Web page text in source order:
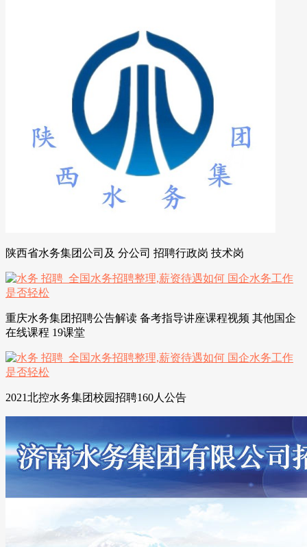
陕西省水务集团公司及 分公司 招聘行政岗 技术岗
重庆水务集团招聘公告解读 备考指导讲座课程视频 其他国企
在线课程 19课堂
2021北控水务集团校园招聘160人公告